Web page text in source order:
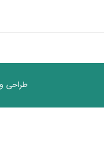
طراحی و